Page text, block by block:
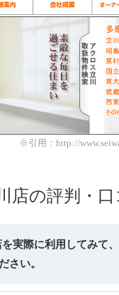
※引用：http://
店の評判・
実際に利用してみて
さい。